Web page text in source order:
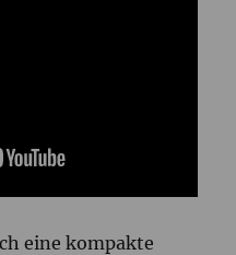
eine kompakte